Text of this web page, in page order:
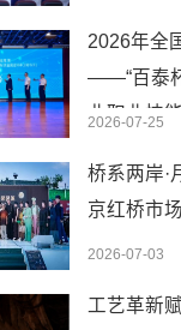
2026年全
——“百泰
业职业技
2026-07-25
桥系两岸·
京红桥市
2026-07-03
工艺革新